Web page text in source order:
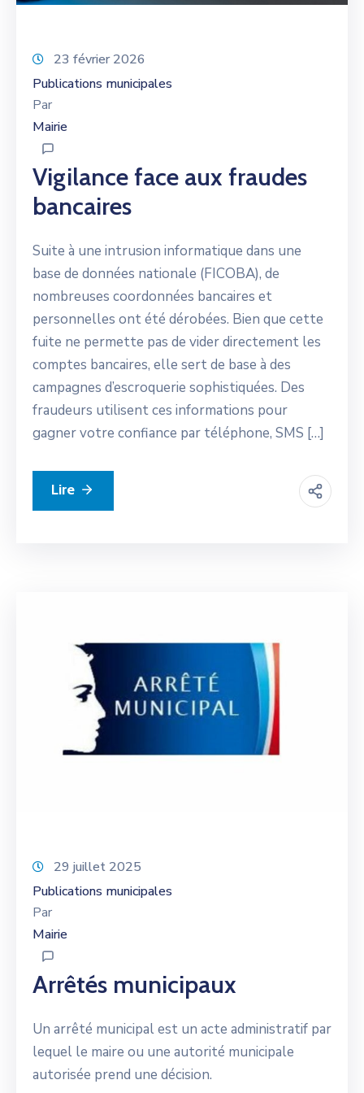
23 février 2026
Publications municipales
Par
Mairie
Vigilance face aux fraudes
bancaires
Suite à une intrusion informatique dans une
base de données nationale (FICOBA), de
nombreuses coordonnées bancaires et
personnelles ont été dérobées. Bien que cette
fuite ne permette pas de vider directement les
comptes bancaires, elle sert de base à des
campagnes d’escroquerie sophistiquées. Des
fraudeurs utilisent ces informations pour
gagner votre confiance par téléphone, SMS […]
Lire
29 juillet 2025
Publications municipales
Par
Mairie
Arrêtés municipaux
Un arrêté municipal est un acte administratif par
lequel le maire ou une autorité municipale
autorisée prend une décision.